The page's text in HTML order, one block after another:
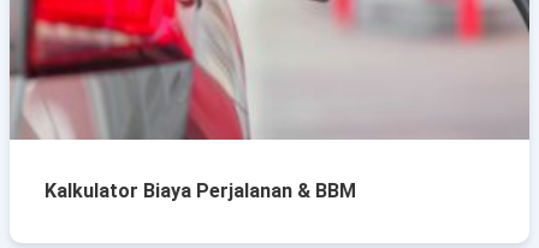
Kalkulator Biaya Perjalanan & BBM